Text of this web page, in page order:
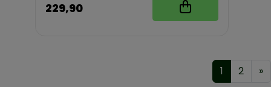
229,90
1 2 »